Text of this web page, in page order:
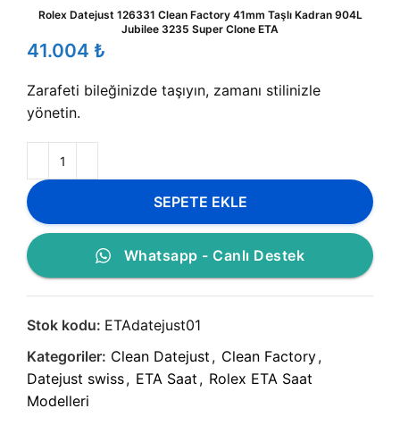
Rolex Datejust 126331 Clean Factory 41mm Taşlı Kadran 904L
Jubilee 3235 Super Clone ETA
₺
Zarafeti bileğinizde taşıyın, zamanı stilinizle
yönetin.
SEPETE EKLE
Whatsapp - Canlı Destek
Stok kodu: ETAdatejust01
Kategoriler: Clean Datejust , Clean Factory,
Datejust swiss, ETA Saat , Rolex ETA Saat
Modelleri